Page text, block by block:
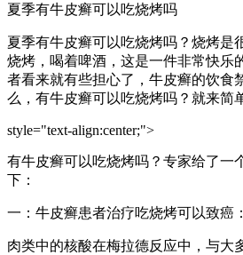
夏季有牛皮癣可以吃烧烤吗
夏季有牛皮癣可以吃烧烤吗？烧烤是
烧烤，喝着啤酒，这是一件非常快乐
者看来就有些担心了，牛皮癣的饮食
么，有牛皮癣可以吃烧烤吗？就来简
style="text-align:center;">
有牛皮癣可以吃烧烤吗？专家给了一
下：
一：牛皮癣患者治疗吃烧烤可以致癌：
肉类中的核酸在梅拉德反应中，与大